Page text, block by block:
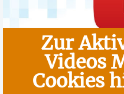
Zur
Videos
Cookies